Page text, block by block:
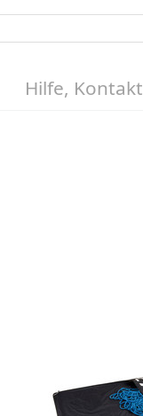
Hilfe, Kontakt